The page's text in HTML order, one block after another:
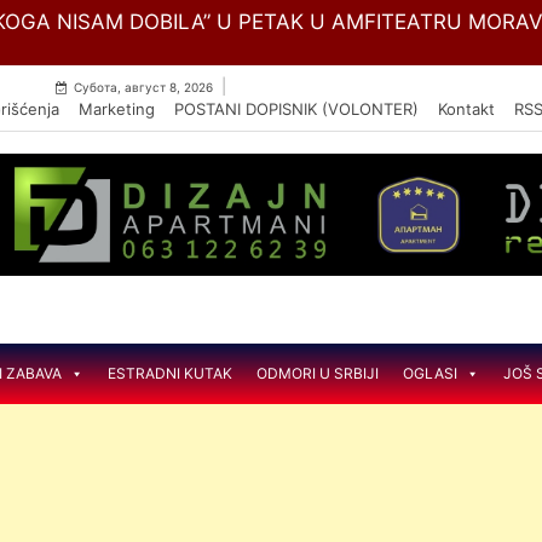
Skip
NISAM DOBILA” U PETAK U AMFITEATRU
Субота, август 8, 2026
Marketing POSTANI DOPISNIK (VOLONTER) Kontakt RSS
ZABAVA ESTRADNI KUTAK ODMORI U SRBIJI OGLASI JOŠ